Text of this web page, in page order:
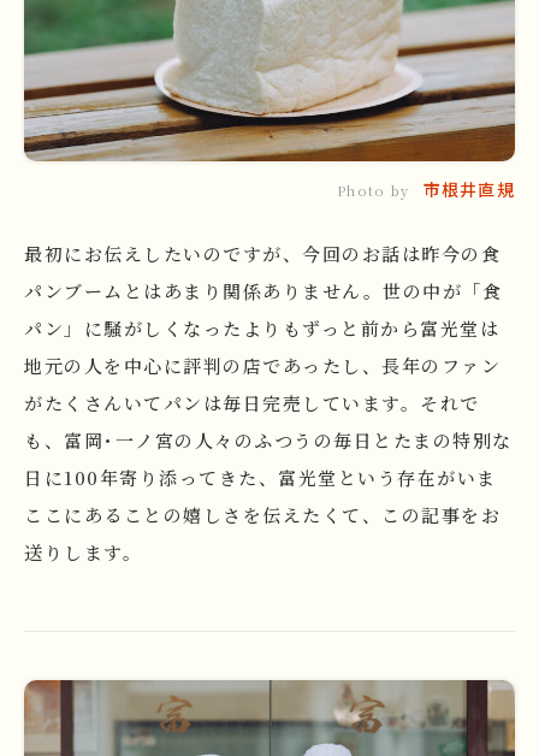
Photo by 市根井直規
最初にお伝えしたいのですが、今回のお話は昨今の食
パンブームとはあまり関係ありません。世の中が「食
パン」に騒がしくなったよりもずっと前から富光堂は
地元の人を中心に評判の店であったし、長年のファン
がたくさんいてパンは毎日完売しています。それで
も、富岡･一ノ宮の人々のふつうの毎日とたまの特別な
日に100年寄り添ってきた、富光堂という存在がいま
ここにあることの嬉しさを伝えたくて、この記事をお
送りします。